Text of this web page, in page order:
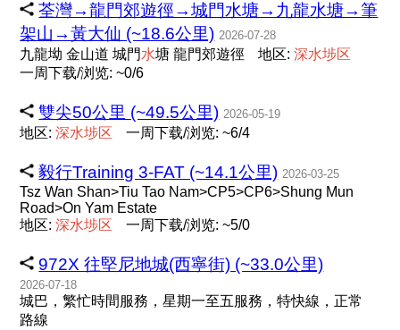
荃灣→龍門郊遊徑→城門水塘→九龍水塘→筆
架山→黃大仙 (~18.6公里) 2026-07-28
九龍坳 金山道 城門水塘 龍門郊遊徑 地区:深水埗区
一周下载/浏览: ~0/6
雙尖50公里 (~49.5公里) 2026-05-19
地区:深水埗区 一周下载/浏览: ~6/4
毅行Training 3-FAT (~14.1公里) 2026-03-25
Tsz Wan Shan>Tiu Tao Nam>CP5>CP6>Shung Mun
Road>On Yam Estate
地区:深水埗区 一周下载/浏览: ~5/0
972X 往堅尼地城(西寧街) (~33.0公里)
2026-07-18
城巴，繁忙時間服務，星期一至五服務，特快線，正常
路線